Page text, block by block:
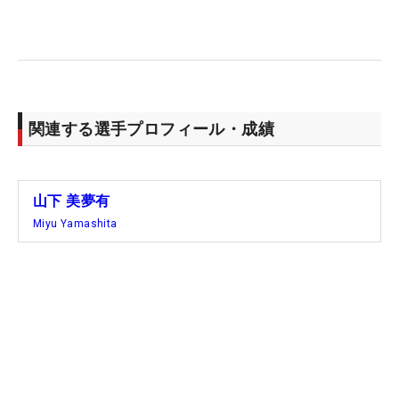
「全米女子オープン」では12位タイと着実に自身の
位置を上げてきた。そして今回の2位。「チームと
じることができたのも大きかった。
関連する選手プロフィール・成績
山下 美夢有
Miyu Yamashita